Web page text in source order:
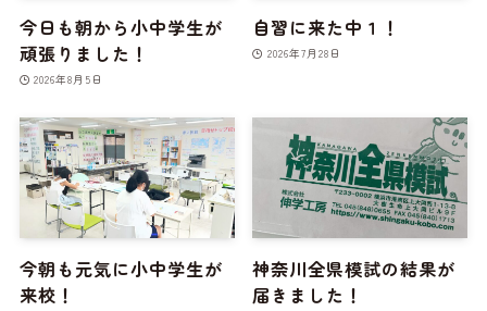
今日も朝から小中学生が
頑張りました！
2026年8月5日
自習に来た中１！
2026年7月28日
今朝も元気に小中学生が
来校！
神奈川全県模試の結果が
届きました！